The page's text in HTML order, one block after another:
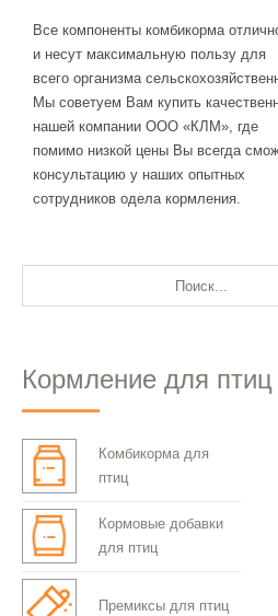
Все компоненты комбикорма
и несут максимальную пользу для
всего организма
Мы советуем Вам купить
нашей компании ООО «КЛМ», где
помимо низкой цены Вы всегда
консультацию у наших опытных
сотрудников одела кормления.
Кормление для птиц
Комбикорма для
птиц
Кормовые добавки
для птиц
Премиксы для птиц